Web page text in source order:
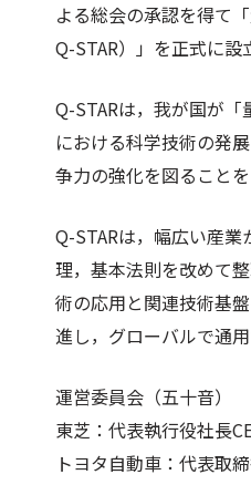
よる総会の承認を得て
Q-STAR）」を正式に
Q-STARは，我が国が
における科学技術の発
争力の強化を図ること
Q-STARは，幅広い産
理，基本法則を改めて
術の応用と関連技術基
進し，グローバルで通
運営委員会（五十音）
東芝：代表執行役社長
トヨタ自動車：代表取